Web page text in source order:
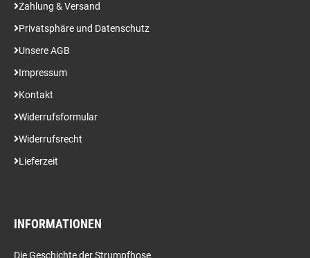
Zahlung & Versand
Privatsphäre und Datenschutz
Unsere AGB
Impressum
Kontakt
Widerrufsformular
Widerrufsrecht
Lieferzeit
INFORMATIONEN
Die Geschichte der Strumpfhose